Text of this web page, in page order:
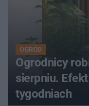
OGRÓD
Ogrodnicy
sierpniu.
tygodniach